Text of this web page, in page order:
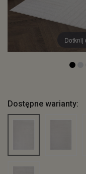
Dotknij
Dostępne warianty: